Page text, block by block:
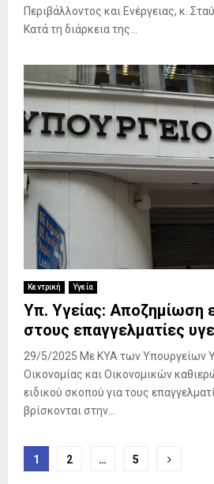
Περιβάλλοντος και Ενέργειας, κ.
Κατά τη διάρκεια της...
Κεντρική Υγεία
Υπ. Υγείας: Αποζημίωση
στους επαγγελματίες
29/5/2025 Με ΚΥΑ των Υπουργείων
Οικονομίας και Οικονομικών
ειδικού σκοπού για τους
βρίσκονται στην...
Σελιδοποίηση
1 2 … 5